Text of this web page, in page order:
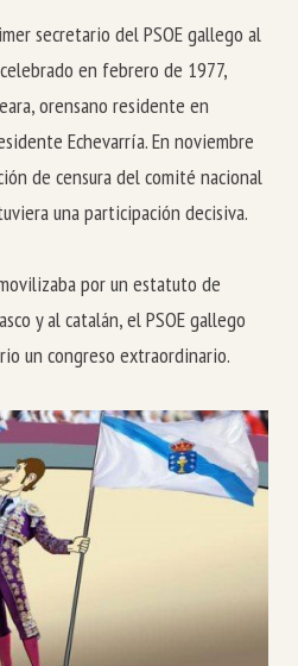
secretario del PSOE gallego al
en febrero de 1977,
orensano residente en
Echevarría. En noviembre
de censura del comité nacional
una participación decisiva.
por un estatuto de
y al catalán, el PSOE gallego
un congreso extraordinario.